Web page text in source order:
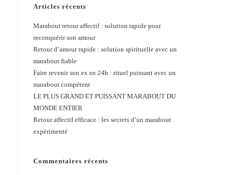
Articles récents
Marabout retour affectif : solution rapide pour
reconquérir son amour
Retour d’amour rapide : solution spirituelle avec un
marabout fiable
Faire revenir son ex en 24h : rituel puissant avec un
marabout compétent
LE PLUS GRAND ET PUISSANT MARABOUT DU
MONDE ENTIER
Retour affectif efficace : les secrets d’un marabout
expérimenté
Commentaires récents